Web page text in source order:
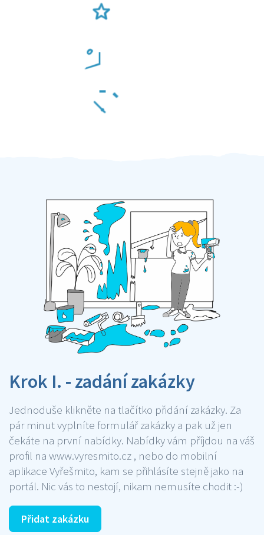
Krok I. - zadání zakázky
Jednoduše klikněte na tlačítko přidání zakázky. Za
pár minut vyplníte formulář zakázky a pak už jen
čekáte na první nabídky. Nabídky vám příjdou na váš
profil na www.vyresmito.cz , nebo do mobilní
aplikace Vyřešmito, kam se přihlásíte stejně jako na
portál. Nic vás to nestojí, nikam nemusíte chodit :-)
Přidat zakázku